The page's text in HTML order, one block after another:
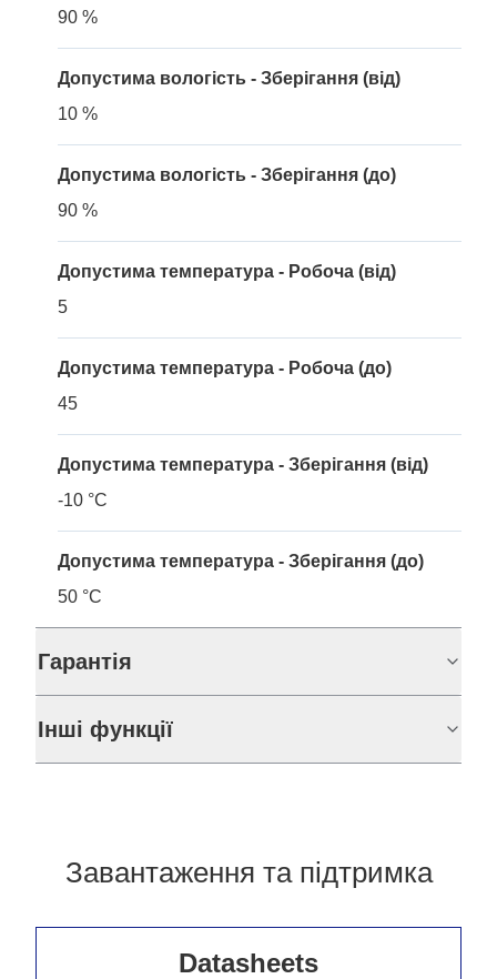
90 %
Допустима вологість - Зберігання (від)
10 %
Допустима вологість - Зберігання (до)
90 %
Допустима температура - Робоча (від)
5
Допустима температура - Робоча (до)
45
Допустима температура - Зберігання (від)
-10 °C
Допустима температура - Зберігання (до)
50 °C
Гарантія
Інші функції
Завантаження та підтримка
Datasheets